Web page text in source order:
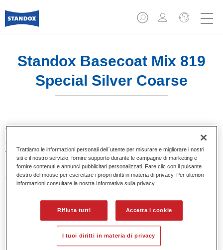
Standox Basecoat Mix 819
Special Silver Coarse
Tinta base convenzionale con eccezionale potere riempitivo
e buona opacità. Si distingue per l’ottimo punto tinta e per la
facilità di sfumatura. Ideale per riparazioni professionali.
Caratteristiche del prodotto
Colori pastello, metallizzati e perlati.
Eccellenti proprietà di riempimento.
Buona opacità.
Sistema di basi opache a solvente Standox.
Facile da sfumare.
Trattiamo le informazioni personali dell`utente per misurare e migliorare i nostri
siti e il nostro servizio, fornire supporto durante le campagne di marketing e
fornire contenuti e annunci pubblicitari personalizzati. Fare clic con il pulsante
destro del mouse per esercitare i propri diritti in materia di privacy. Per ulteriori
informazioni consultare la nostra Informativa sulla privacy
Rifiuta tutti Accetta i cookie
I tuoi diritti in materia di privacy